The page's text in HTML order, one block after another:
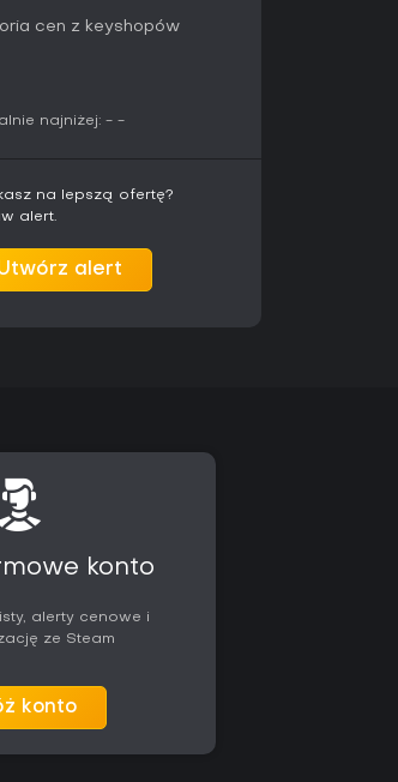
w celu wzmocnienia
państwowe zwiększają
politycznymi oraz
dziedzictwem
rozgrywki solo z
dla graczy indywidualnych,
cen z keyshopów
najniżej: - -
na lepszą ofertę?
alert.
alert
konto
alerty cenowe i
ze Steam
konto